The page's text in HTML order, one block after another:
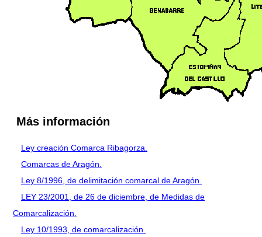
Más información
Ley creación Comarca Ribagorza.
Comarcas de Aragón.
Ley 8/1996, de delimitación comarcal de Aragón.
LEY 23/2001, de 26 de diciembre, de Medidas de
Comarcalización.
Ley 10/1993, de comarcalización.